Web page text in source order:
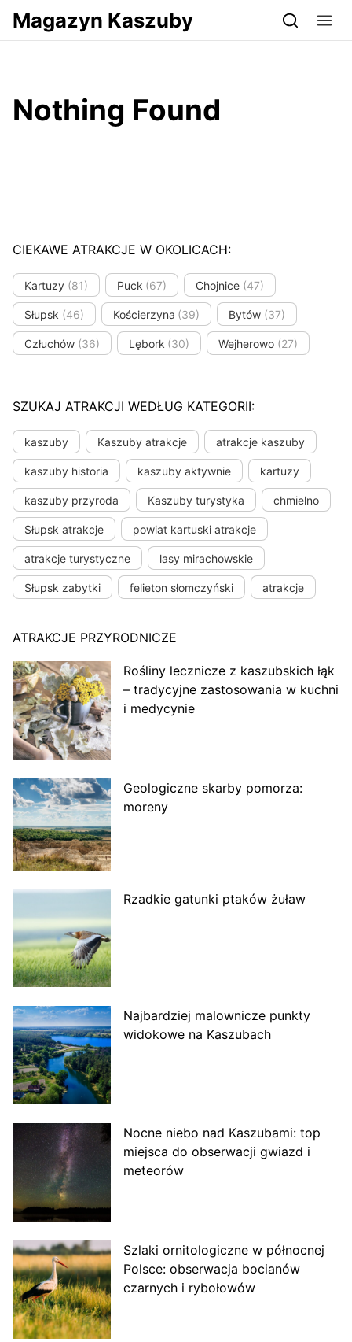
Przejdź do serwisu magazynkaszuby.pl
Magazyn Kaszuby
Nothing Found
CIEKAWE ATRAKCJE W OKOLICACH:
Kartuzy (81) Puck (67) Chojnice (47)
Słupsk (46) Kościerzyna (39) Bytów (37)
Człuchów (36) Lębork (30) Wejherowo (27)
SZUKAJ ATRAKCJI WEDŁUG KATEGORII:
kaszuby Kaszuby atrakcje atrakcje kaszuby
kaszuby historia kaszuby aktywnie kartuzy
kaszuby przyroda Kaszuby turystyka chmielno
Słupsk atrakcje powiat kartuski atrakcje
atrakcje turystyczne lasy mirachowskie
Słupsk zabytki felieton słomczyński atrakcje
ATRAKCJE PRZYRODNICZE
Rośliny lecznicze z kaszubskich łąk
– tradycyjne zastosowania w kuchni
i medycynie
Geologiczne skarby pomorza:
moreny
Rzadkie gatunki ptaków żuław
Najbardziej malownicze punkty
widokowe na Kaszubach
Nocne niebo nad Kaszubami: top
miejsca do obserwacji gwiazd i
meteorów
Szlaki ornitologiczne w północnej
Polsce: obserwacja bocianów
czarnych i rybołowów